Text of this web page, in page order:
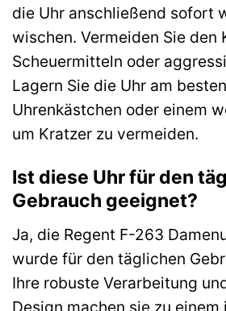
die Uhr anschließend sofort
wischen. Vermeiden Sie den
Scheuermitteln oder
Lagern Sie die Uhr am
Uhrenkästchen oder einem
um Kratzer zu vermeiden.
Ist diese Uhr für den
Gebrauch geeignet?
Ja, die Regent F-263
wurde für den täglichen
Ihre robuste Verarbeitung
Design machen sie zu